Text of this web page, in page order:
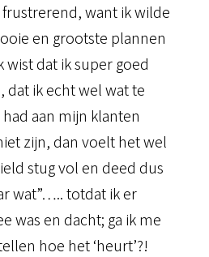
want ik wilde
en grootste plannen
dat ik super goed
dat ik echt wel wat te
aan mijn klanten
zijn, dan voelt het wel
stug vol en deed dus
wat”….. totdat ik er
was en dacht; ga ik me
hoe het ‘heurt’?!